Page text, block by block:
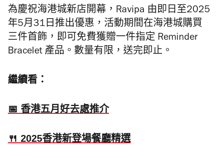
為慶祝海港城新店開幕，Ravipa 由即日至2025
年5月31日推出優惠，活動期間在海港城購買
三件首飾，即可免費獲贈一件指定 Reminder
Bracelet 產品。數量有限，送完即止。
繼續看：
📅 香港五月好去處推介
🍴 2025香港新登場餐廳精選